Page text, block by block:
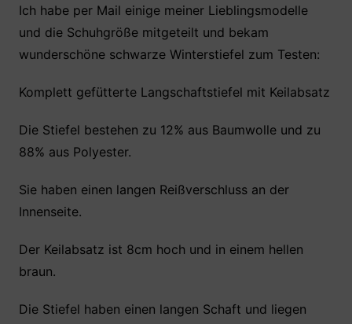
Ich habe per Mail einige meiner Lieblingsmodelle
und die Schuhgröße mitgeteilt und bekam
wunderschöne schwarze Winterstiefel zum Testen:
Komplett gefütterte Langschaftstiefel mit Keilabsatz
Die Stiefel bestehen zu 12% aus Baumwolle und zu
88% aus Polyester.
Sie haben einen langen Reißverschluss an der
Innenseite.
Der Keilabsatz ist 8cm hoch und in einem hellen
braun.
Die Stiefel haben einen langen Schaft und liegen